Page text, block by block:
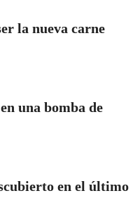
la nueva carne
una bomba de
en el último